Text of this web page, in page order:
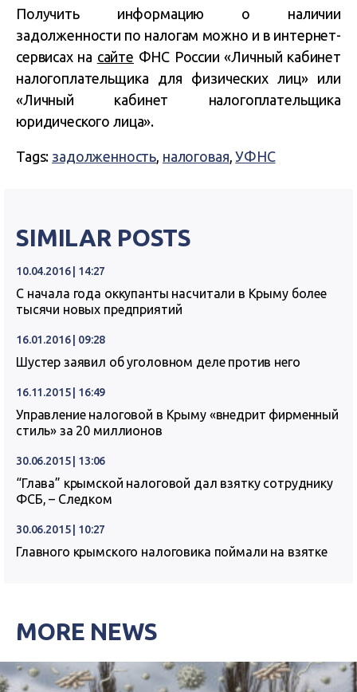
Получить информацию о наличии
задолженности по налогам можно и в интернет-
сервисах на сайте ФНС России «Личный кабинет
налогоплательщика для физических лиц» или
«Личный кабинет налогоплательщика
юридического лица».
Tags: задолженность, налоговая,УФНС
SIMILAR POSTS
10.04.2016 | 14:27
С начала года оккупанты насчитали в Крыму более
тысячи новых предприятий
16.01.2016 | 09:28
Шустер заявил об уголовном деле против него
16.11.2015 | 16:49
Управление налоговой в Крыму «внедрит фирменный
стиль» за 20 миллионов
30.06.2015 | 13:06
“Глава” крымской налоговой дал взятку сотруднику
ФСБ, – Следком
30.06.2015 | 10:27
Главного крымского налоговика поймали на взятке
MORE NEWS